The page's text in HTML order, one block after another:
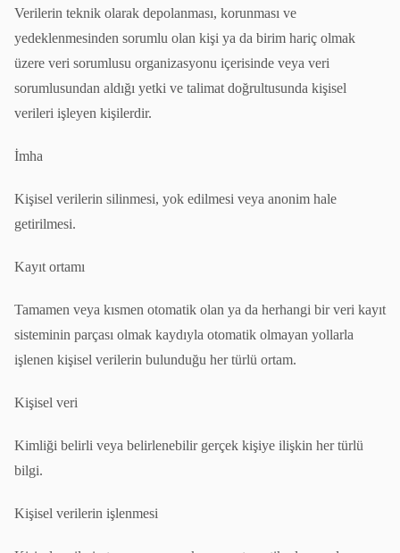
Verilerin teknik olarak depolanması, korunması ve
yedeklenmesinden sorumlu olan kişi ya da birim hariç olmak
üzere veri sorumlusu organizasyonu içerisinde veya veri
sorumlusundan aldığı yetki ve talimat doğrultusunda kişisel
verileri işleyen kişilerdir.
İmha
Kişisel verilerin silinmesi, yok edilmesi veya anonim hale
getirilmesi.
Kayıt ortamı
Tamamen veya kısmen otomatik olan ya da herhangi bir veri kayıt
sisteminin parçası olmak kaydıyla otomatik olmayan yollarla
işlenen kişisel verilerin bulunduğu her türlü ortam.
Kişisel veri
Kimliği belirli veya belirlenebilir gerçek kişiye ilişkin her türlü
bilgi.
Kişisel verilerin işlenmesi